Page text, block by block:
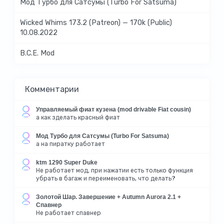
Мод Турбо для Сатсумы (Turbo For Satsuma)
Wicked Whims 173.2 (Patreon) — 170k (Public)
10.08.2022
B.C.E. Mod
Комментарии
Управляемый фиат кузена (mod drivable Fiat cousin)
а как зделать красный фиат
Мод Турбо для Сатсумы (Turbo For Satsuma)
а на пиратку работает
ktm 1290 Super Duke
Не работает мод, при нажатии есть только функция
убрать в багаж и переименовать, что делать?
Золотой Шар. Завершение + Autumn Aurora 2.1 +
Спавнер
Не работает спавнер